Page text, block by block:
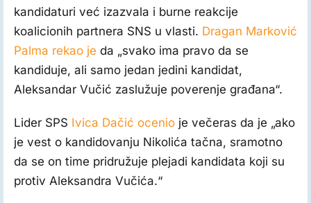
kandidaturi već izazvala i burne reakcije
koalicionih partnera SNS u vlasti. Dragan Marković
Palma rekao je da „svako ima pravo da se
kandiduje, ali samo jedan jedini kandidat,
Aleksandar Vučić zaslužuje poverenje građana“.
Lider SPS Ivica Dačić ocenio je večeras da je „ako
je vest o kandidovanju Nikolića tačna, sramotno
da se on time pridružuje plejadi kandidata koji su
protiv Aleksandra Vučića.“